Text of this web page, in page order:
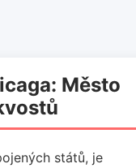
Město
států, je